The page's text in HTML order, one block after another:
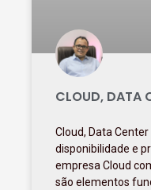
CLOUD, DATA
Cloud, Data
disponibilidade e
empresa Cloud
são elementos